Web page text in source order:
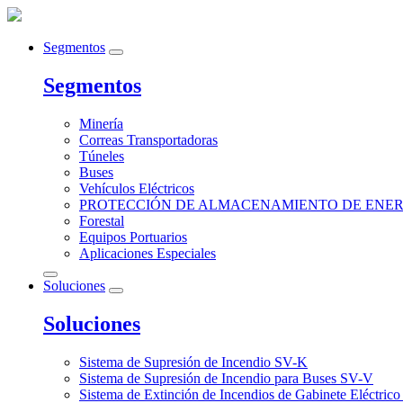
Segmentos
Segmentos
Minería
Correas Transportadoras
Túneles
Buses
Vehículos Eléctricos
PROTECCIÓN DE ALMACENAMIENTO DE
Forestal
Equipos Portuarios
Aplicaciones Especiales
Soluciones
Soluciones
Sistema de Supresión de Incendio SV-K
Sistema de Supresión de Incendio para Buses SV-V
Sistema de Extinción de Incendios de Gabinete